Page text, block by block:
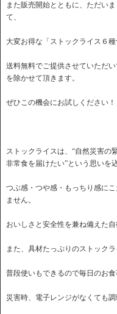
また販売開始とともに、ただい
て、
大変お得な「ストックライス６
送料無料でご提供させていただ
を除かせて頂きます。
ぜひこの機会にお試しください！
ストックライスは、“自然災害の
非常食を届けたい”という思いを
つぶ感・つや感・もっちり感に
ません。
おいしさと安全性を兼ね備えた
また、具材たっぷりのストック
普段使いもできるので毎日のお
災害時、電子レンジがなくても